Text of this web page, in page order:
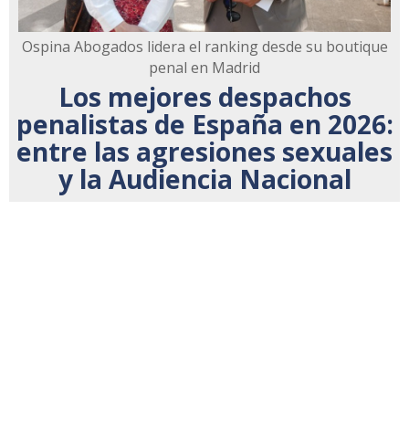
Ospina Abogados lidera el ranking desde su boutique
penal en Madrid
Los mejores despachos
penalistas de España en 2026:
entre las agresiones sexuales
y la Audiencia Nacional